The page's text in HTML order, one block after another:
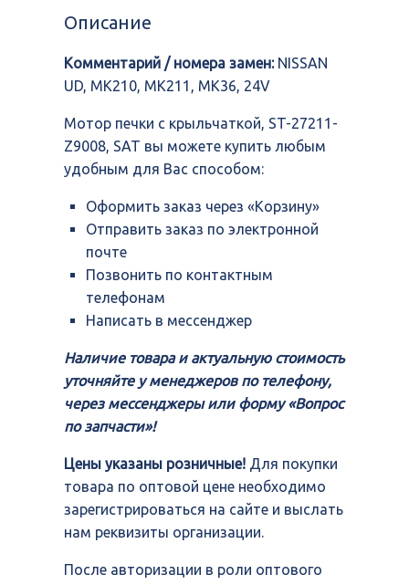
крыльчаткой,
27211-
Z9008,
SAT
Описание
Комментарий / номера замен:NISSAN
UD, MK210, MK211, MK36, 24V
Мотор печки с крыльчаткой, ST-27211-
Z9008, SAT вы можете купить любым
удобным для Вас способом:
Оформить заказ через «Корзину»
Отправить заказ по электронной
почте
Позвонить по контактным
телефонам
Написать в мессенджер
Наличие товара и актуальную стоимость
уточняйте у менеджеров по телефону,
через мессенджеры или форму «Вопрос
по запчасти»!
Цены указаны розничные! Для покупки
товара по оптовой цене необходимо
зарегистрироваться на сайте и выслать
нам реквизиты организации.
После авторизации в роли оптового